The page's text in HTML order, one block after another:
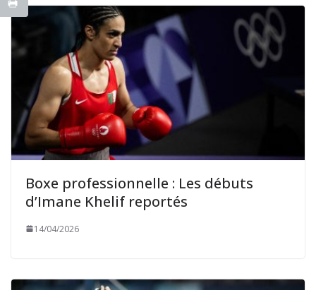
Boxe professionnelle : Les débuts
d’Imane Khelif reportés
14/04/2026